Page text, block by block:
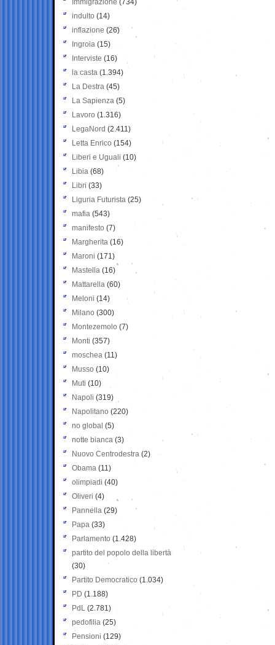
Immigrazione (734)
indulto (14)
inflazione (26)
Ingroia (15)
Interviste (16)
la casta (1.394)
La Destra (45)
La Sapienza (5)
Lavoro (1.316)
LegaNord (2.411)
Letta Enrico (154)
Liberi e Uguali (10)
Libia (68)
Libri (33)
Liguria Futurista (25)
mafia (543)
manifesto (7)
Margherita (16)
Maroni (171)
Mastella (16)
Mattarella (60)
Meloni (14)
Milano (300)
Montezemolo (7)
Monti (357)
moschea (11)
Musso (10)
Muti (10)
Napoli (319)
Napolitano (220)
no global (5)
notte bianca (3)
Nuovo Centrodestra (2)
Obama (11)
olimpiadi (40)
Oliveri (4)
Pannella (29)
Papa (33)
Parlamento (1.428)
partito del popolo della libertà
(30)
Partito Democratico (1.034)
PD (1.188)
PdL (2.781)
pedofilia (25)
Pensioni (129)